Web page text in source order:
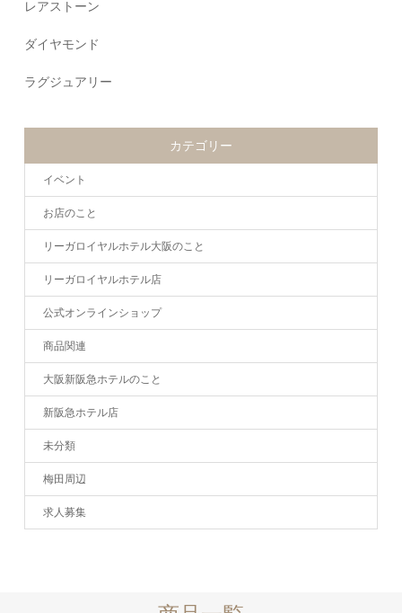
レアストーン
ダイヤモンド
ラグジュアリー
カテゴリー
イベント
お店のこと
リーガロイヤルホテル大阪のこと
リーガロイヤルホテル店
公式オンラインショップ
商品関連
大阪新阪急ホテルのこと
新阪急ホテル店
未分類
梅田周辺
求人募集